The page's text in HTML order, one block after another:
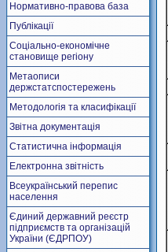
Нормативно-правова база
Публікації
Соціально-економічне
становище регіону
Метаописи
держстатспостережень
Методологія та класифікації
Звітна документація
Статистична інформація
Електронна звітність
Всеукраїнський перепис
населення
Єдиний державний реєстр
підприємств та організацій
України (ЄДРПОУ)